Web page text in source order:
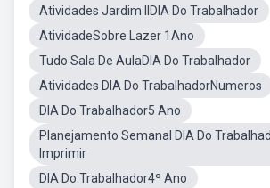
Atividades Jardim IIDIA Do Trabalhador
AtividadeSobre Lazer 1Ano
Tudo Sala De AulaDIA Do Trabalhador
Atividades DIA Do TrabalhadorNumeros
DIA Do Trabalhador5 Ano
Planejamento Semanal DIA Do
Imprimir
DIA Do Trabalhador4º Ano